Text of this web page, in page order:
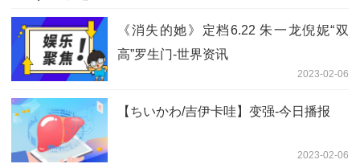
《消失的她》定档6.22 朱一龙倪妮“双
高”罗生门-世界资讯
2023-02-06
【ちいかわ/吉伊卡哇】变强-今日播报
2023-02-06